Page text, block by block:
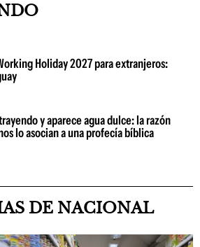
Holiday 2027 para extranjeros:
y aparece agua dulce: la razón
lo asocian a una profecía bíblica
DE NACIONAL